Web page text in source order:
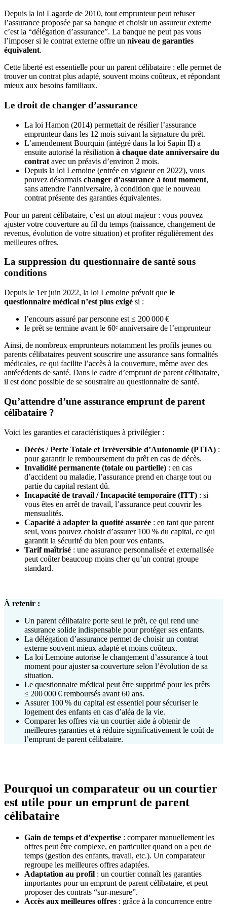
Depuis la loi Lagarde de 2010, tout emprunteur peut refuser
l’assurance proposée par sa banque et choisir un assureur externe
c’est la “délégation d’assurance”. La banque ne peut pas vous
l’imposer si le contrat externe offre un niveau de garanties
équivalent.
Cette liberté est essentielle pour un parent célibataire : elle permet de
trouver un contrat plus adapté, souvent moins coûteux, et répondant
mieux aux besoins familiaux.
Le droit de changer d’assurance
La loi Hamon (2014) permettait de résilier l’assurance
emprunteur dans les 12 mois suivant la signature du prêt.
L’amendement Bourquin (intégré dans la loi Sapin II) a
ensuite autorisé la résiliation à chaque date anniversaire du
contrat avec un préavis d’environ 2 mois.
Depuis la loi Lemoine (entrée en vigueur en 2022), vous
pouvez désormais changer d’assurance à tout moment,
sans attendre l’anniversaire, à condition que le nouveau
contrat présente des garanties équivalentes.
Pour un parent célibataire, c’est un atout majeur : vous pouvez
ajuster votre couverture au fil du temps (naissance, changement de
revenus, évolution de votre situation) et profiter régulièrement des
meilleures offres.
La suppression du questionnaire de santé sous
conditions
Depuis le 1er juin 2022, la loi Lemoine prévoit que le
questionnaire médical n’est plus exigé si :
l’encours assuré par personne est ≤ 200 000 €
le prêt se termine avant le 60ᵉ anniversaire de l’emprunteur
Ainsi, de nombreux emprunteurs notamment les profils jeunes ou
parents célibataires peuvent souscrire une assurance sans formalités
médicales, ce qui facilite l’accès à la couverture, même avec des
antécédents de santé. Dans le cadre d’emprunt de parent célibataire,
il est donc possible de se soustraire au questionnaire de santé.
Qu’attendre d’une assurance emprunt de parent
célibataire ?
Voici les garanties et caractéristiques à privilégier :
Décès / Perte Totale et Irréversible d’Autonomie (PTIA) :
pour garantir le remboursement du prêt en cas de décès.
Invalidité permanente (totale ou partielle) : en cas
d’accident ou maladie, l’assurance prend en charge tout ou
partie du capital restant dû.
Incapacité de travail / Incapacité temporaire (ITT) : si
vous êtes en arrêt de travail, l’assurance peut couvrir les
mensualités.
Capacité à adapter la quotité assurée : en tant que parent
seul, vous pouvez choisir d’assurer 100 % du capital, ce qui
garantit la sécurité du bien pour vos enfants.
Tarif maîtrisé : une assurance personnalisée et externalisée
peut coûter beaucoup moins cher qu’un contrat groupe
standard.
À retenir :
Un parent célibataire porte seul le prêt, ce qui rend une
assurance solide indispensable pour protéger ses enfants.
La délégation d’assurance permet de choisir un contrat
externe souvent mieux adapté et moins coûteux.
La loi Lemoine autorise le changement d’assurance à tout
moment pour ajuster sa couverture selon l’évolution de sa
situation.
Le questionnaire médical peut être supprimé pour les prêts
≤ 200 000 € remboursés avant 60 ans.
Assurer 100 % du capital est essentiel pour sécuriser le
logement des enfants en cas d’aléa de la vie.
Comparer les offres via un courtier aide à obtenir de
meilleures garanties et à réduire significativement le coût de
l’emprunt de parent célibataire.
Pourquoi un comparateur ou un courtier
est utile pour un emprunt de parent
célibataire
Gain de temps et d’expertise : comparer manuellement les
offres peut être complexe, en particulier quand on a peu de
temps (gestion des enfants, travail, etc.). Un comparateur
regroupe les meilleures offres adaptées.
Adaptation au profil : un courtier connaît les garanties
importantes pour un emprunt de parent célibataire, et peut
proposer des contrats “sur‑mesure”.
Accès aux meilleures offres : grâce à la concurrence entre